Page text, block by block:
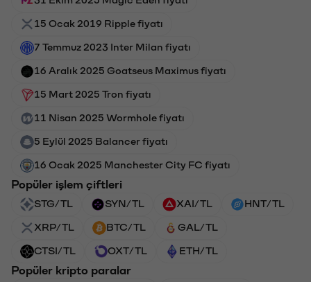
15 Ocak 2019 Ripple fiyatı
7 Temmuz 2023 Inter Milan fiyatı
16 Aralık 2025 Goatseus Maximus fiyatı
15 Mart 2025 Tron fiyatı
11 Nisan 2025 Wormhole fiyatı
5 Eylül 2025 Balancer fiyatı
16 Ocak 2025 Manchester City FC fiyatı
Popüler işlem çiftleri
STG/TL SYN/TL XAI/TL HNT/TL
XRP/TL BTC/TL GAL/TL
CTSI/TL OXT/TL ETH/TL
Popüler kripto paralar